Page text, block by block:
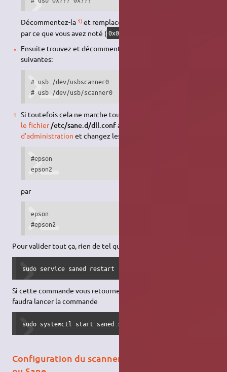
Décommentez-la 1)et remplacez les chiffres après le « 0x »
par ce que vous avez noté (0x04b8 0x082f
Ensuite trouvez et décommentez également les lignes
suivantes:
# usb /dev/usbscanner0
# usb /dev/usb/scanner0
Si toutefois cela ne marche toujours pas, pour finir
le fichier/etc/sane.d/dll.confavec les
d'administration et changez les lignes:
#epson
epson2
par
epson
#epson2
Pour valider tout ça, rien de tel qu'un petit:
sudo service saned restart
Si cette commande vous retourne un message d'erreur, alors il
faudra lancer la commande
sudo systemctl start saned.socket
Configuration du scanner en réseau avec Iscan